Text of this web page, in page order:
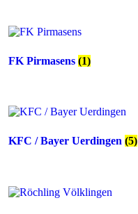
FK Pirmasens(1)
KFC / Bayer Uerdingen(5)